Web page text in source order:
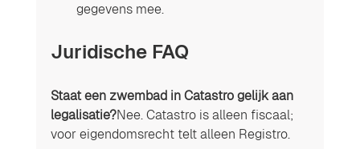
gegevens mee.
Juridische FAQ
Staat een zwembad in Catastro gelijk aan
legalisatie?Nee. Catastro is alleen fiscaal;
voor eigendomsrecht telt alleen Registro.